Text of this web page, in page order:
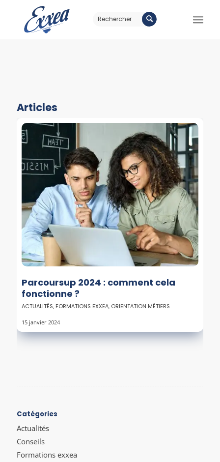
Articles
Parcoursup 2024 : comment cela
fonctionne ?
ACTUALITÉS, FORMATIONS EXXEA, ORIENTATION MÉTIERS
15 janvier 2024
Catégories
Actualités
Conseils
Formations exxea